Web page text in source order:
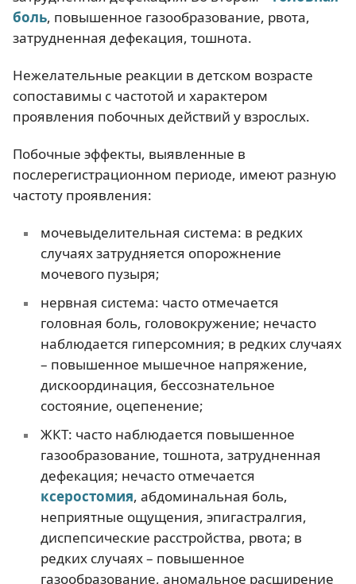
боль, повышенное газообразование, рвота,
затрудненная дефекация, тошнота.
Нежелательные реакции в детском возрасте
сопоставимы с частотой и характером
проявления побочных действий у взрослых.
Побочные эффекты, выявленные в
послерегистрационном периоде, имеют разную
частоту проявления:
мочевыделительная система: в редких
случаях затрудняется опорожнение
мочевого пузыря;
нервная система: часто отмечается
головная боль, головокружение; нечасто
наблюдается гиперсомния; в редких случаях
– повышенное мышечное напряжение,
дискоординация, бессознательное
состояние, оцепенение;
ЖКТ: часто наблюдается повышенное
газообразование, тошнота, затрудненная
дефекация; нечасто отмечается
ксеростомия, абдоминальная боль,
неприятные ощущения, эпигастралгия,
диспепсические расстройства, рвота; в
редких случаях – повышенное
газообразование, аномальное расширение